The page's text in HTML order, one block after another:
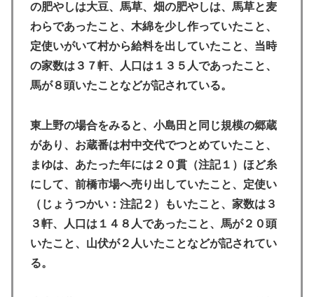
の肥やしは大豆、馬草、畑の肥やしは、馬草と麦
わらであったこと、木綿を少し作っていたこと、
定使いがいて村から給料を出していたこと、当時
の家数は３７軒、人口は１３５人であったこと、
馬が８頭いたことなどが記されている。
東上野の場合をみると、小島田と同じ規模の郷蔵
があり、お蔵番は村中交代でつとめていたこと、
まゆは、あたった年には２０貫（注記１）ほど糸
にして、前橋市場へ売り出していたこと、定使い
（じょうつかい：注記２）もいたこと、家数は３
３軒、人口は１４８人であったこと、馬が２０頭
いたこと、山伏が２人いたことなどが記されてい
る。